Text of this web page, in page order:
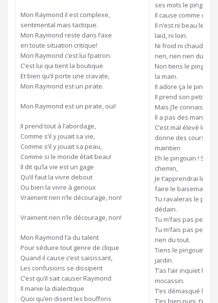
Mon Raymond il est complexe,
sentimental mais tactique.
Mon Raymond reste dans l’axe
en toute situation critique!
Mon Raymond c’est lui l’patron.
C’est lui qui tient la boutique
Et bien qu’il porte une cravate,
Mon Raymond est un pirate.
Mon Raymond est un pirate, oui!
Il prend tout à l’abordage,
Comme s’il y jouait sa vie,
Comme s’il y jouait sa peau,
Comme si le monde était beau!
Il dit qu’la vie est un gage
Qu’il faut la vivre debout
Ou bien la vivre à genoux
Vraiment rien n’le décourage, non!
Vraiment rien n’le décourage, non!
Mon Raymond l’a du talent
Pour séduire tout genre de clique
Quand il cause c’est saisissant,
Les confusions se dissipent
C’est qu’il sait causer Raymond
Il manie la dialectique
Quoi qu’en disent les bouffons
ses mots le pingouin.
Il cause comme on
Il n’est ni beau le
laid, ni loin.
Ni froid ni chaud le
rien, rien rien du tout.
Non tiens le
la main.
Il adore ça le
Il prend son petit air
Mais j’le connais moi
Il a pas des
C’est mal élevé les
donne des cours de
maintien
Eh le pingouin ! Si
chemin,
Je t’apprendrai le
faire le baisemain.
Tu ravaleras le
dédain.
Tu m’fais pas peur
Tu m’fais pas peur,
rien du tout.
Tiens le pingouin,
jardin.
T’as l’air inquiet le
mocassin.
T’es démasqué le
T’es bien puni, t’es